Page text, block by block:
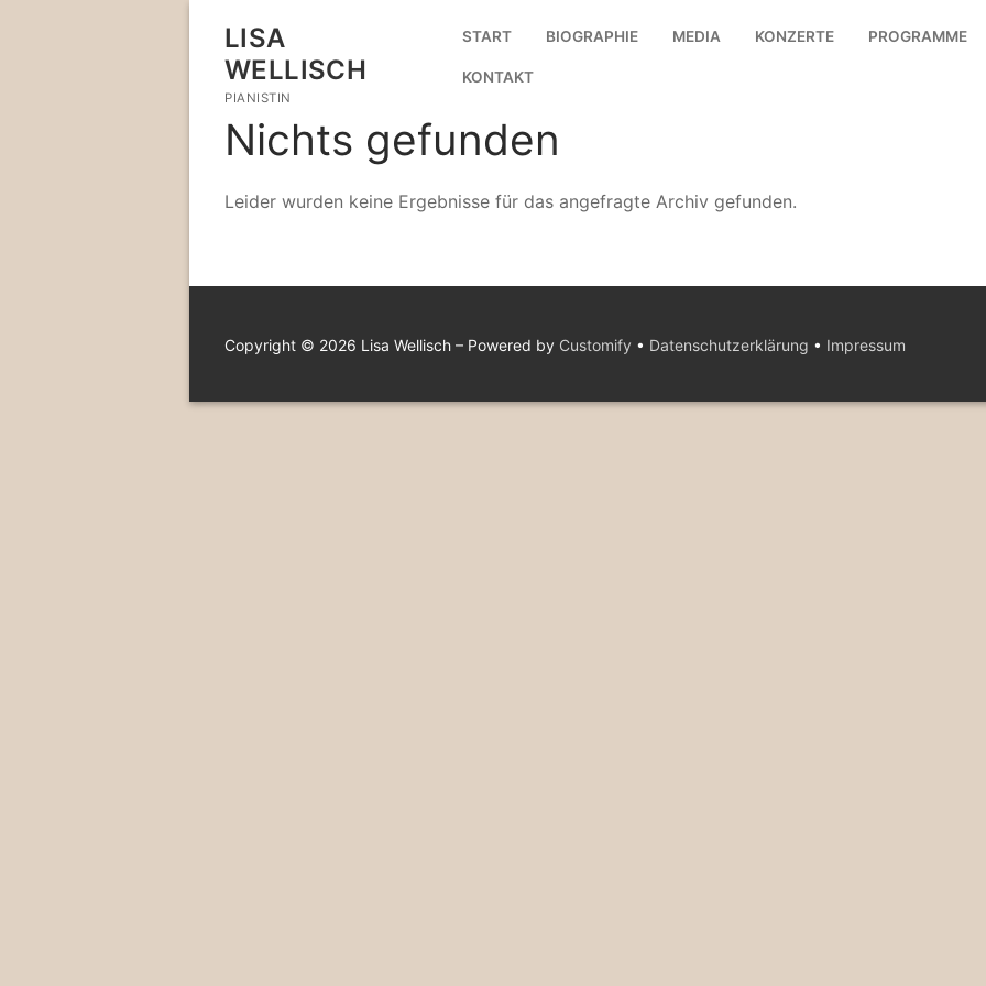
Inhalt
springen
LISA
WELLISCH
PIANISTIN
START BIOGRAPHIE MEDIA KONZERTE PROGRAMME
KONTAKT
Nichts gefunden
Leider wurden keine Ergebnisse für das angefragte Archiv gefunden.
Copyright © 2026 Lisa Wellisch – Powered by Customify • Datenschutzerklärung • Impressum